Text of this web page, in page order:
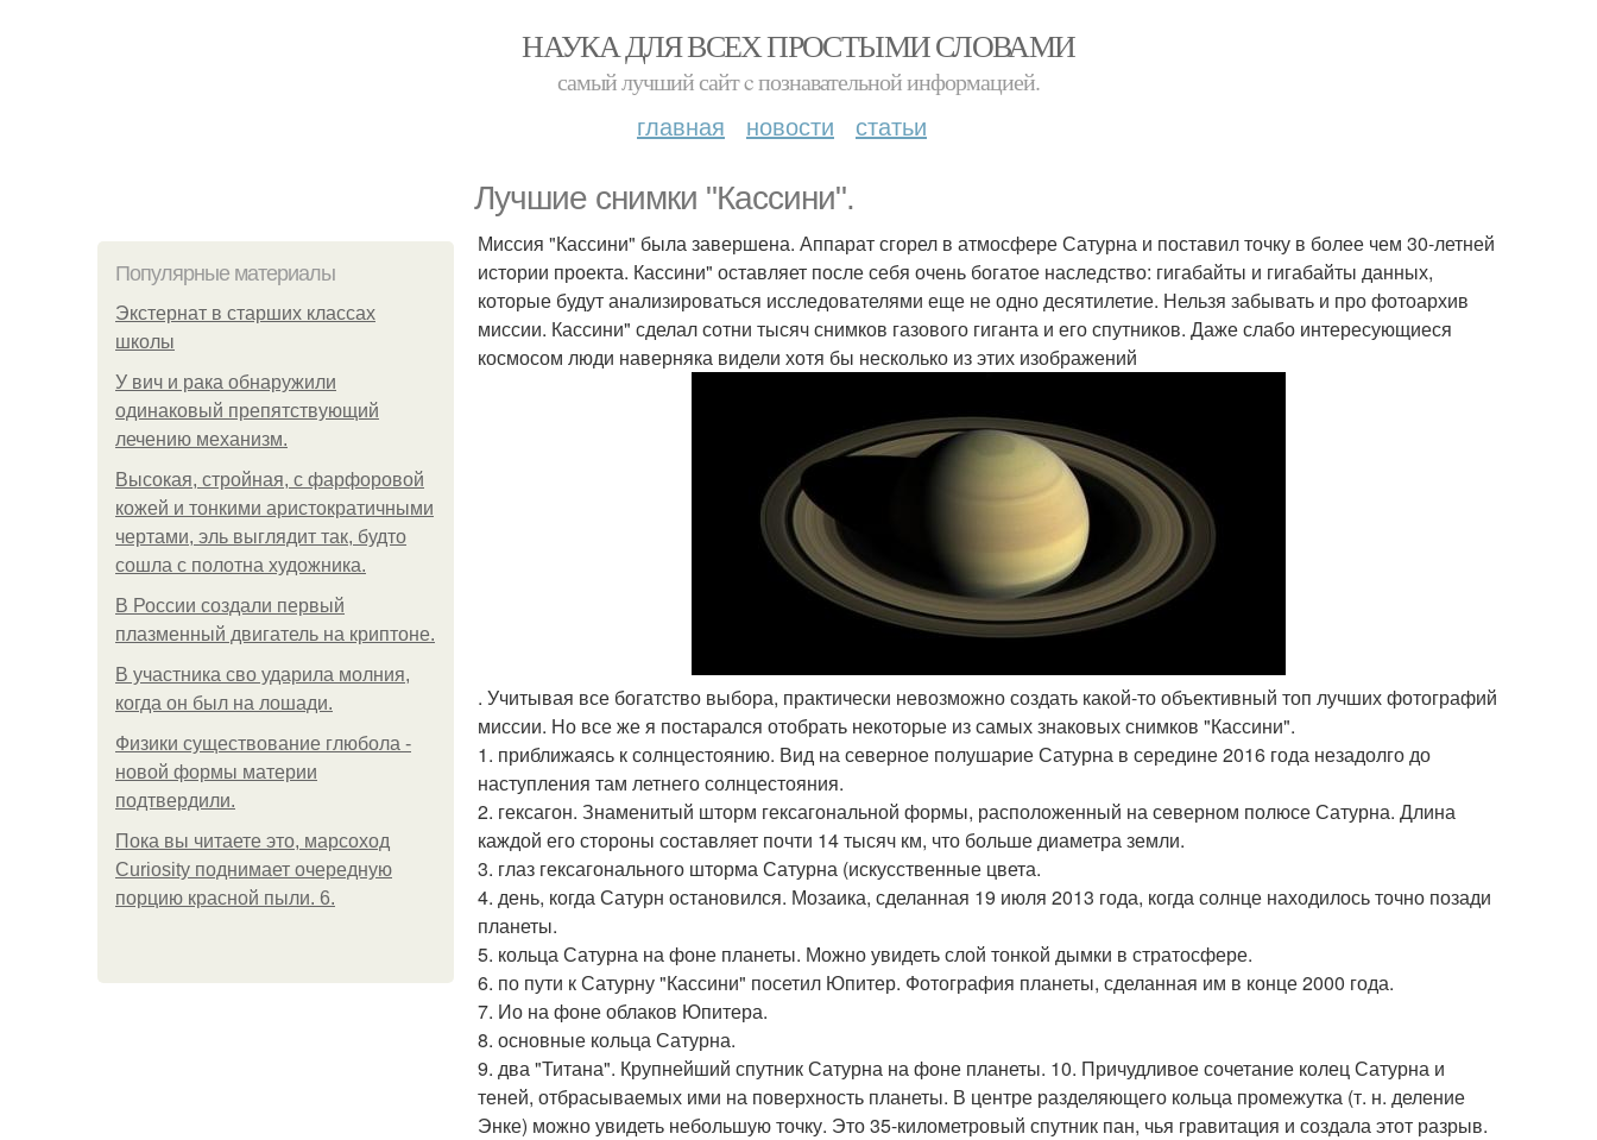
НАУКА ДЛЯ ВСЕХ ПРОСТЫМИ СЛОВАМИ
самый лучший сайт c познавательной информацией.
главная новости статьи
Лучшие снимки "Кассини".
Популярные материалы
Экстернат в старших классах
школы
У вич и рака обнаружили
одинаковый препятствующий
лечению механизм.
Высокая, стройная, с фарфоровой
кожей и тонкими аристократичными
чертами, эль выглядит так, будто
сошла с полотна художника.
В России создали первый
плазменный двигатель на криптоне.
В участника сво ударила молния,
когда он был на лошади.
Физики существование глюбола -
новой формы материи
подтвердили.
Пока вы читаете это, марсоход
Curiosity поднимает очередную
порцию красной пыли. 6.
Миссия "Кассини" была завершена. Аппарат сгорел в атмосфере Сатурна и поставил точку в более чем 30-летней
истории проекта. Кассини" оставляет после себя очень богатое наследство: гигабайты и гигабайты данных,
которые будут анализироваться исследователями еще не одно десятилетие. Нельзя забывать и про фотоархив
миссии. Кассини" сделал сотни тысяч снимков газового гиганта и его спутников. Даже слабо интересующиеся
космосом люди наверняка видели хотя бы несколько из этих изображений
. Учитывая все богатство выбора, практически невозможно создать какой-то объективный топ лучших фотографий
миссии. Но все же я постарался отобрать некоторые из самых знаковых снимков "Кассини".
1. приближаясь к солнцестоянию. Вид на северное полушарие Сатурна в середине 2016 года незадолго до
наступления там летнего солнцестояния.
2. гексагон. Знаменитый шторм гексагональной формы, расположенный на северном полюсе Сатурна. Длина
каждой его стороны составляет почти 14 тысяч км, что больше диаметра земли.
3. глаз гексагонального шторма Сатурна (искусственные цвета.
4. день, когда Сатурн остановился. Мозаика, сделанная 19 июля 2013 года, когда солнце находилось точно позади
планеты.
5. кольца Сатурна на фоне планеты. Можно увидеть слой тонкой дымки в стратосфере.
6. по пути к Сатурну "Кассини" посетил Юпитер. Фотография планеты, сделанная им в конце 2000 года.
7. Ио на фоне облаков Юпитера.
8. основные кольца Сатурна.
9. два "Титана". Крупнейший спутник Сатурна на фоне планеты. 10. Причудливое сочетание колец Сатурна и
теней, отбрасываемых ими на поверхность планеты. В центре разделяющего кольца промежутка (т. н. деление
Энке) можно увидеть небольшую точку. Это 35-километровый спутник пан, чья гравитация и создала этот разрыв.